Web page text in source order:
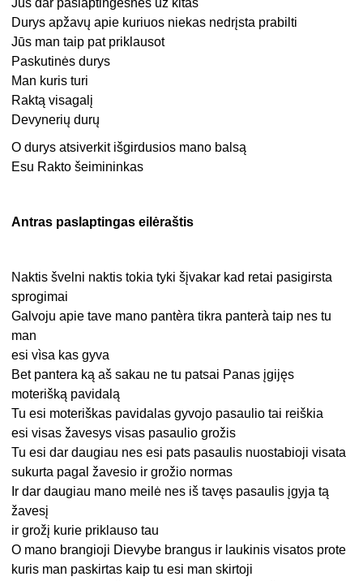
Jūs dar paslaptingesnės už kitas
Durys apžavų apie kuriuos niekas nedrįsta prabilti
Jūs man taip pat priklausot
Paskutinės durys
Man kuris turi
Raktą visagalį
Devynerių durų
O durys atsiverkit išgirdusios mano balsą
Esu Rakto šeimininkas
Antras paslaptingas eilėraštis
Naktis švelni naktis tokia tyki šįvakar kad retai pasigirsta
sprogimai
Galvoju apie tave mano pantèra tikra panterà taip nes tu
man
esi vìsa kas gyva
Bet pantera ką aš sakau ne tu patsai Panas įgijęs
moterišką pavidalą
Tu esi moteriškas pavidalas gyvojo pasaulio tai reiškia
esi visas žavesys visas pasaulio grožis
Tu esi dar daugiau nes esi pats pasaulis nuostabioji visata
sukurta pagal žavesio ir grožio normas
Ir dar daugiau mano meilė nes iš tavęs pasaulis įgyja tą
žavesį
ir grožį kurie priklauso tau
O mano brangioji Dievybe brangus ir laukinis visatos prote
kuris man paskirtas kaip tu esi man skirtoji